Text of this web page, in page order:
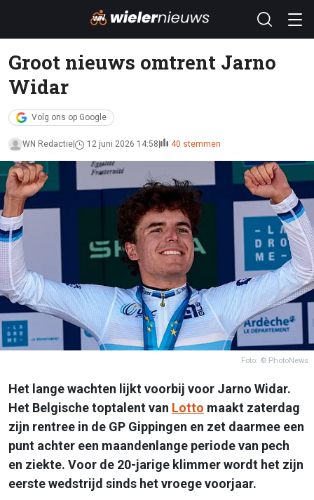
Groot nieuws omtrent Jarno
Widar
Volg ons op Google
WN Redactie 12 juni 2026 14:58 40 stemmen
Foto: © PhotoNews
Het lange wachten lijkt voorbij voor Jarno Widar.
Het Belgische toptalent van Lotto maakt zaterdag
zijn rentree in de GP Gippingen en zet daarmee een
punt achter een maandenlange periode van pech
en ziekte. Voor de 20-jarige klimmer wordt het zijn
eerste wedstrijd sinds het vroege voorjaar.